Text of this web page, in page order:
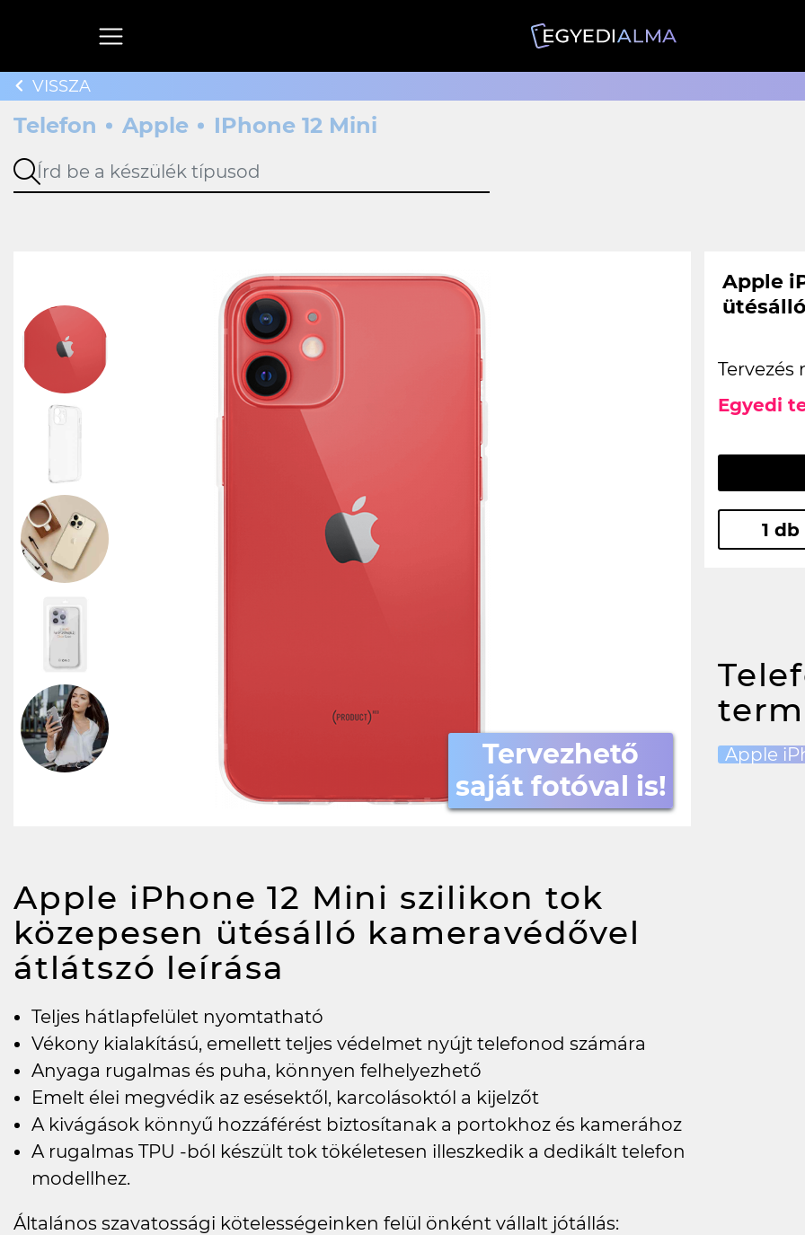
VISSZA
Telefon Apple IPhone 12 Mini
Tervezhető
saját fotóval is!
Apple iPhone 12 Mini szilikon tok
közepesen ütésálló kameravédővel
átlátszó leírása
Teljes hátlapfelület nyomtatható
Vékony kialakítású, emellett teljes védelmet nyújt telefonod számára
Anyaga rugalmas és puha, könnyen felhelyezhető
Emelt élei megvédik az esésektől, karcolásoktól a kijelzőt
A kivágások könnyű hozzáférést biztosítanak a portokhoz és kamerához
A rugalmas TPU -ból készült tok tökéletesen illeszkedik a dedikált telefon
modellhez.
Általános szavatossági kötelességeinken felül önként vállalt jótállás:
Apple
Tervezés
Egyedi
1 db
Apple